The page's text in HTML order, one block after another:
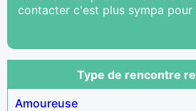
contacter c'est plus sympa pour
Type de rencontre
Amoureuse